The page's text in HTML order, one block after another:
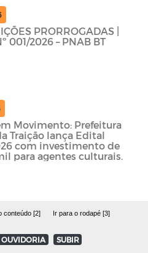
PRORROGADAS |
001/2026 – PNAB BT
Movimento: Prefeitura
Traição lança Edital
com investimento de
para agentes culturais.
conteúdo [2] Ir para o rodapé [3]
OUVIDORIA SUBIR